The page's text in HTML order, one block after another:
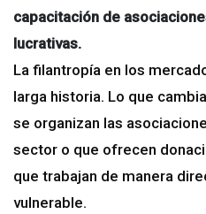
capacitación de
lucrativas.
La filantropía en los
larga historia. Lo que
se organizan las
sector o que ofrecen
que trabajan de manera
vulnerable.